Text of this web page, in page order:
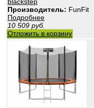
Производитель: FunFit
Подробнее
10 509 руб.
Отложить в корзину